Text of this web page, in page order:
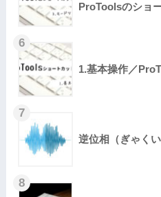
ProToolsのショ
1.基本操作／
逆位相（ぎゃくい